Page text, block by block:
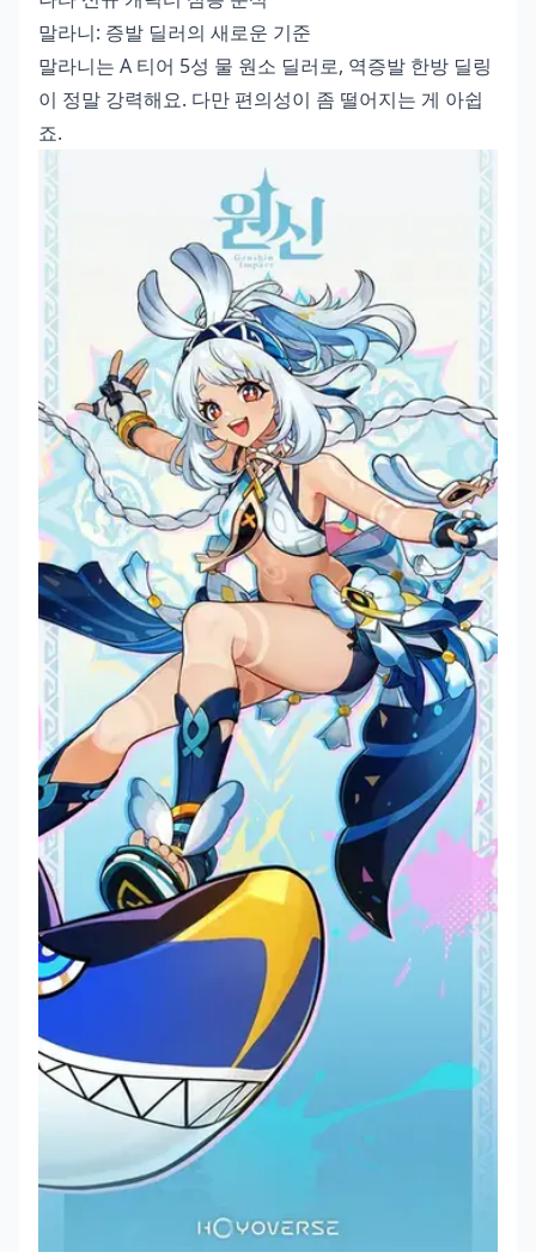
말라니: 증발 딜러의 새로운 기준
말라니는 A 티어 5성 물 원소 딜러로, 역증발 한방 딜링
이 정말 강력해요. 다만 편의성이 좀 떨어지는 게 아쉽
죠.